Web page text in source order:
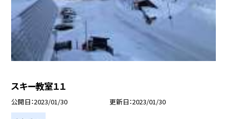
スキー教室１１
公開日 2023/01/30 更新日 2023/01/30